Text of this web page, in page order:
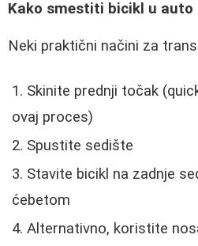
Kako smestiti bicikl u auto
Neki praktični načini za
Skinite prednji točak
ovaj proces)
Spustite sedište
Stavite bicikl na zadnje
ćebetom
Alternativno, koristite